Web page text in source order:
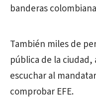
banderas
También miles de
pública de la
escuchar al
comprobar EFE.